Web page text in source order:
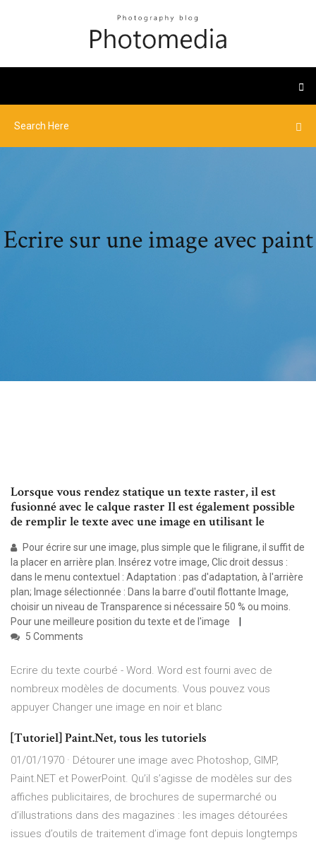
Ecrire sur une image avec paint
Lorsque vous rendez statique un texte raster, il est
fusionné avec le calque raster Il est également possible
de remplir le texte avec une image en utilisant le
Pour écrire sur une image, plus simple que le filigrane, il suffit de
la placer en arrière plan. Insérez votre image, Clic droit dessus :
dans le menu contextuel : Adaptation : pas d'adaptation, à l'arrière
plan; Image sélectionnée : Dans la barre d'outil flottante Image,
choisir un niveau de Transparence si nécessaire 50 % ou moins.
Pour une meilleure position du texte et de l'image
5 Comments
Ecrire du texte courbé - Word. Word est fourni avec de
nombreux modèles de documents. Vous pouvez vous
appuyer Changer une image en noir et blanc
[Tutoriel] Paint.Net, tous les tutoriels
01/01/1970 · Détourer une image avec Photoshop, GIMP,
Paint.NET et PowerPoint. Qu’il s’agisse de modèles sur des
affiches publicitaires, de brochures de supermarché ou
d’illustrations dans des magazines : les images détourées
issues d’outils de traitement d’image font depuis longtemps